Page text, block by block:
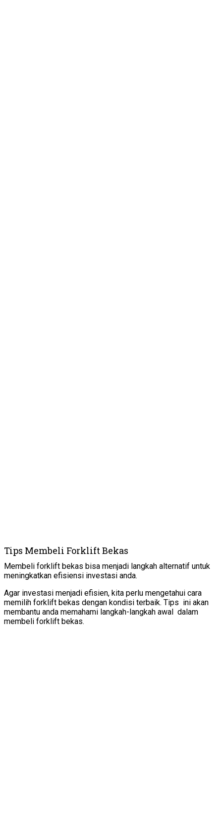
Tips Membeli Forklift Bekas
Membeli forklift bekas bisa menjadi langkah alternatif untuk
meningkatkan efisiensi investasi anda.
Agar investasi menjadi efisien, kita perlu mengetahui cara
memilih forklift bekas dengan kondisi terbaik. Tips ini akan
membantu anda memahami langkah-langkah awal dalam
membeli forklift bekas.